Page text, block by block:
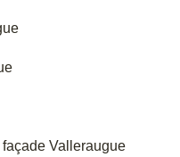
Valleraugue